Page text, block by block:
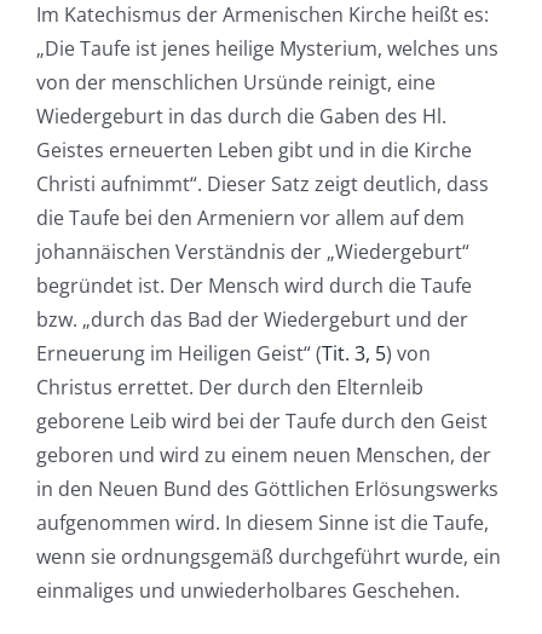
Im Katechismus der Armenischen Kirche heißt es:
„Die Taufe ist jenes heilige Mysterium, welches uns
von der menschlichen Ursünde reinigt, eine
Wiedergeburt in das durch die Gaben des Hl.
Geistes erneuerten Leben gibt und in die Kirche
Christi aufnimmt“. Dieser Satz zeigt deutlich, dass
die Taufe bei den Armeniern vor allem auf dem
johannäischen Verständnis der „Wiedergeburt“
begründet ist. Der Mensch wird durch die Taufe
bzw. „durch das Bad der Wiedergeburt und der
Erneuerung im Heiligen Geist“ (Tit. 3, 5) von
Christus errettet. Der durch den Elternleib
geborene Leib wird bei der Taufe durch den Geist
geboren und wird zu einem neuen Menschen, der
in den Neuen Bund des Göttlichen Erlösungswerks
aufgenommen wird. In diesem Sinne ist die Taufe,
wenn sie ordnungsgemäß durchgeführt wurde, ein
einmaliges und unwiederholbares Geschehen.